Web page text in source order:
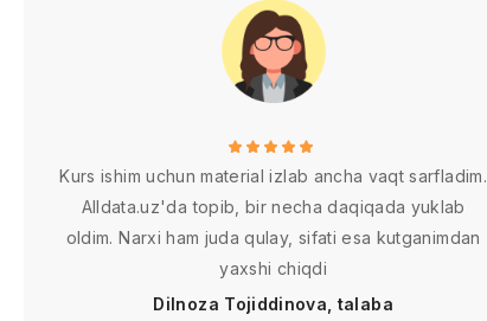
Kurs ishim uchun material izlab ancha vaqt sarfladim.
Alldata.uz'da topib, bir necha daqiqada yuklab
oldim. Narxi ham juda qulay, sifati esa kutganimdan
yaxshi chiqdi
Dilnoza Tojiddinova, talaba